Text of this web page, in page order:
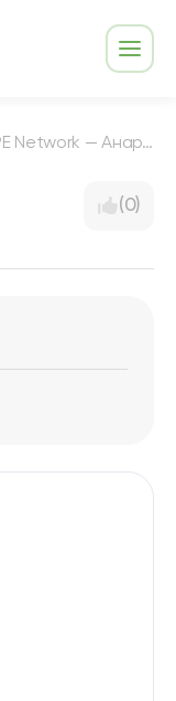
HyPE Network — Анархия MCBE
(0)